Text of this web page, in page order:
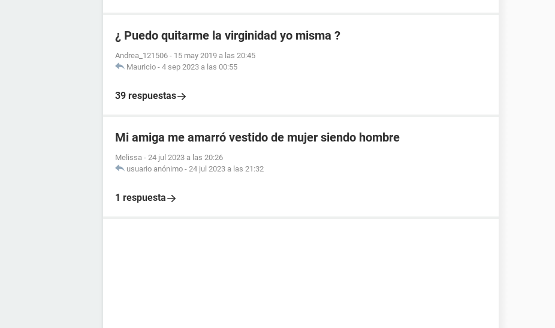
¿ Puedo quitarme la virginidad yo misma ?
Andrea_121506 - 15 may 2019 a las 20:45
Mauricio - 4 sep 2023 a las 00:55
39 respuestas
Mi amiga me amarró vestido de mujer siendo hombre
Melissa - 24 jul 2023 a las 20:26
usuario anónimo - 24 jul 2023 a las 21:32
1 respuesta